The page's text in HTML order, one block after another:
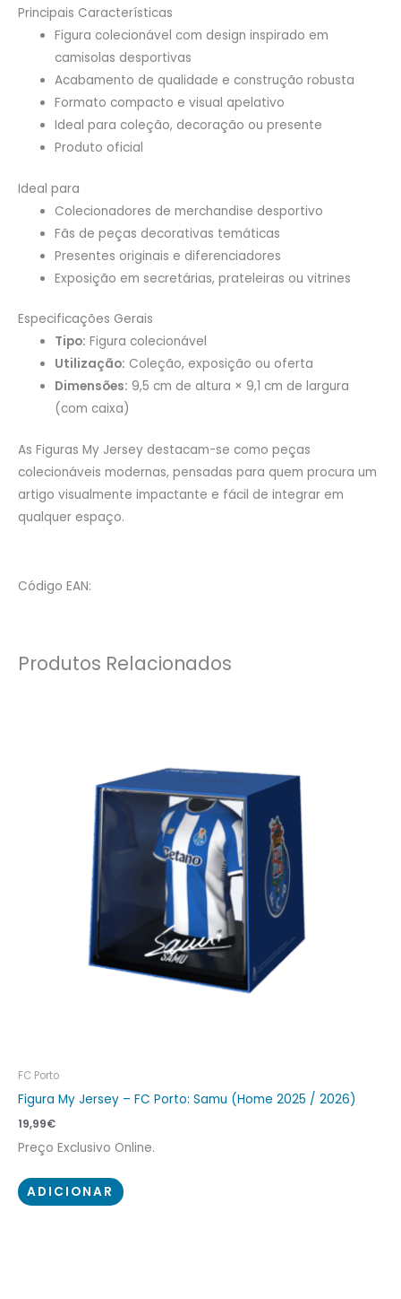
Principais Características
Figura colecionável com design inspirado em
camisolas desportivas
Acabamento de qualidade e construção robusta
Formato compacto e visual apelativo
Ideal para coleção, decoração ou presente
Produto oficial
Ideal para
Colecionadores de merchandise desportivo
Fãs de peças decorativas temáticas
Presentes originais e diferenciadores
Exposição em secretárias, prateleiras ou vitrines
Especificações Gerais
Tipo: Figura colecionável
Utilização: Coleção, exposição ou oferta
Dimensões: 9,5 cm de altura × 9,1 cm de largura
(com caixa)
As Figuras My Jersey destacam-se como peças
colecionáveis modernas, pensadas para quem procura um
artigo visualmente impactante e fácil de integrar em
qualquer espaço.
Código EAN:
Produtos Relacionados
FC Porto
Figura My Jersey – FC Porto: Samu (Home 2025 / 2026)
19,99€
Preço Exclusivo Online.
ADICIONAR